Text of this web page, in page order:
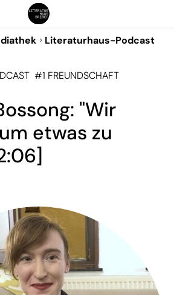
Literaturhaus-Podcast
#1 FREUNDSCHAFT
"Wir
etwas zu